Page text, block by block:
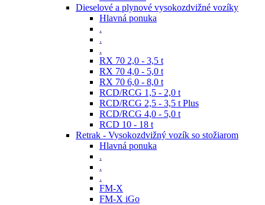
Dieselové a plynové vysokozdvižné vozíky
Hlavná ponuka
.
.
.
RX 70 2,0 - 3,5 t
RX 70 4,0 - 5,0 t
RX 70 6,0 - 8,0 t
RCD/RCG 1,5 - 2,0 t
RCD/RCG 2,5 - 3,5 t Plus
RCD/RCG 4,0 - 5,0 t
RCD 10 - 18 t
Retrak - Vysokozdvižný vozík so stožiarom
Hlavná ponuka
.
.
.
FM-X
FM-X iGo